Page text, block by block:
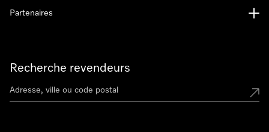
Recherche revendeurs
Partenaires